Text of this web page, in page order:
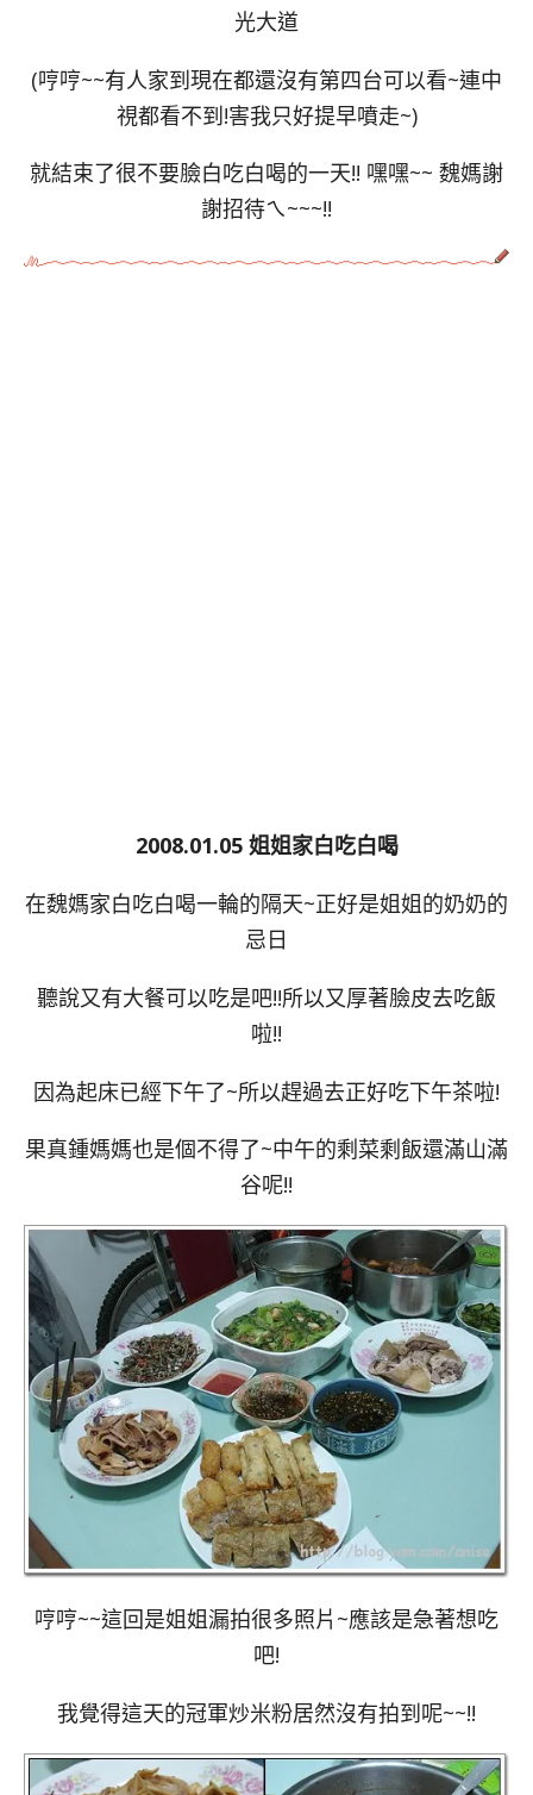
光大道
(哼哼~~有人家到現在都還沒有第四台可以看~連中
視都看不到!害我只好提早噴走~)
就結束了很不要臉白吃白喝的一天!! 嘿嘿~~ 魏媽謝
謝招待ㄟ~~~!!
2008.01.05 姐姐家白吃白喝
在魏媽家白吃白喝一輪的隔天~正好是姐姐的奶奶的
忌日
聽說又有大餐可以吃是吧!!所以又厚著臉皮去吃飯
啦!!
因為起床已經下午了~所以趕過去正好吃下午茶啦!
果真鍾媽媽也是個不得了~中午的剩菜剩飯還滿山滿
谷呢!!
哼哼~~這回是姐姐漏拍很多照片~應該是急著想吃
吧!
我覺得這天的冠軍炒米粉居然沒有拍到呢~~!!